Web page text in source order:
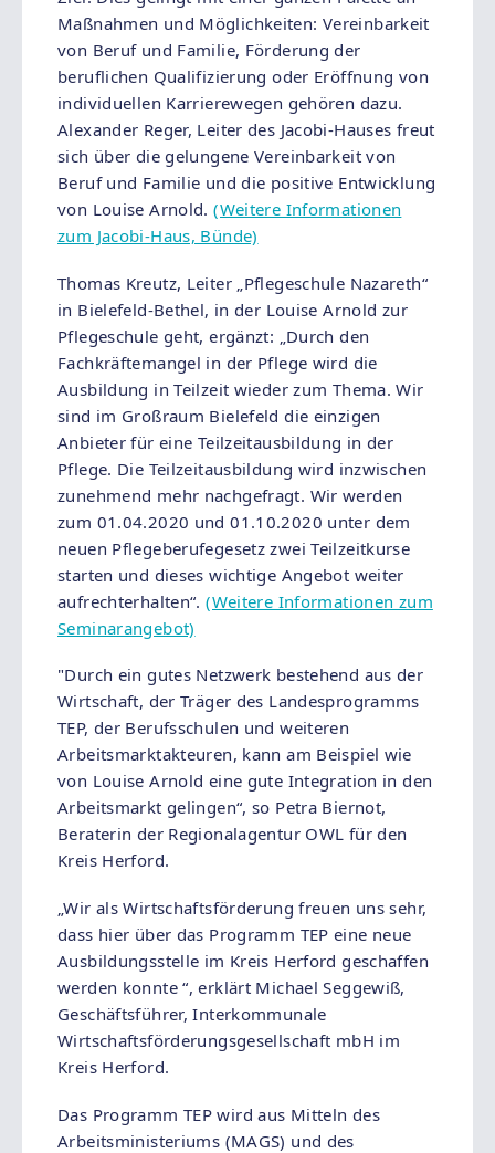
Maßnahmen und Möglichkeiten: Vereinbarkeit
von Beruf und Familie, Förderung der
beruflichen Qualifizierung oder Eröffnung von
individuellen Karrierewegen gehören dazu.
Alexander Reger, Leiter des Jacobi-Hauses freut
sich über die gelungene Vereinbarkeit von
Beruf und Familie und die positive Entwicklung
von Louise Arnold.(Weitere Informationen
zum Jacobi-Haus, Bünde)
Thomas Kreutz, Leiter „Pflegeschule Nazareth“
in Bielefeld-Bethel, in der Louise Arnold zur
Pflegeschule geht, ergänzt: „Durch den
Fachkräftemangel in der Pflege wird die
Ausbildung in Teilzeit wieder zum Thema. Wir
sind im Großraum Bielefeld die einzigen
Anbieter für eine Teilzeitausbildung in der
Pflege. Die Teilzeitausbildung wird inzwischen
zunehmend mehr nachgefragt. Wir werden
zum 01.04.2020 und 01.10.2020 unter dem
neuen Pflegeberufegesetz zwei Teilzeitkurse
starten und dieses wichtige Angebot weiter
aufrechterhalten“.(Weitere Informationen zum
Seminarangebot)
"Durch ein gutes Netzwerk bestehend aus der
Wirtschaft, der Träger des Landesprogramms
TEP, der Berufsschulen und weiteren
Arbeitsmarktakteuren, kann am Beispiel wie
von Louise Arnold eine gute Integration in den
Arbeitsmarkt gelingen“, so Petra Biernot,
Beraterin der Regionalagentur OWL für den
Kreis Herford.
„Wir als Wirtschaftsförderung freuen uns sehr,
dass hier über das Programm TEP eine neue
Ausbildungsstelle im Kreis Herford geschaffen
werden konnte “, erklärt Michael Seggewiß,
Geschäftsführer, Interkommunale
Wirtschaftsförderungsgesellschaft mbH im
Kreis Herford.
Das Programm TEP wird aus Mitteln des
Arbeitsministeriums (MAGS) und des